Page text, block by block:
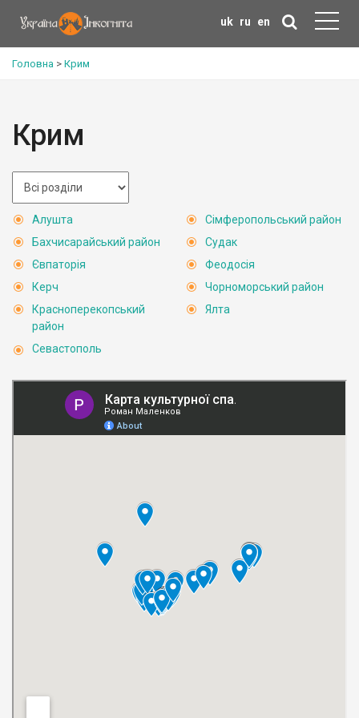
uk ru en
Головна > Крим
Крим
Алушта
Бахчисарайський район
Євпаторія
Керч
Красноперекопський
район
Севастополь
Сімферопольський район
Судак
Феодосія
Чорноморський район
Ялта